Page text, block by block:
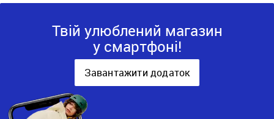
Твій улюблений магазин
у смартфоні!
Завантажити додаток